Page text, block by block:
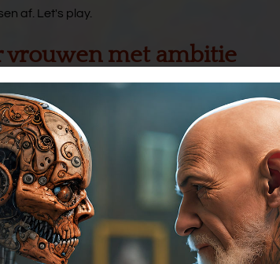
af. Let's play.
vrouwen met ambitie
Hoe halen mannen hun gelijk en hoe doen
in een overleg met uitsluitend mannelijke
en behouden, maar wel in the picture komen.
kracht en intuïtie. Natuurlijk overwicht uitstralen.
uitstralen, ook als je onzeker bent. Emoties
overvallen. Zakelijk profileren. Oogsten van
met stijl, vrouwelijk én effectief inzetten in
ook ervaring als vrouwelijk leider in politiek en